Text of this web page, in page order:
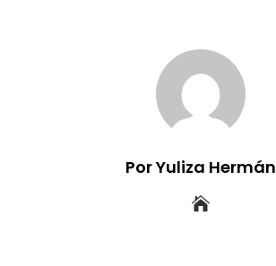
Por Yuliza Hermán